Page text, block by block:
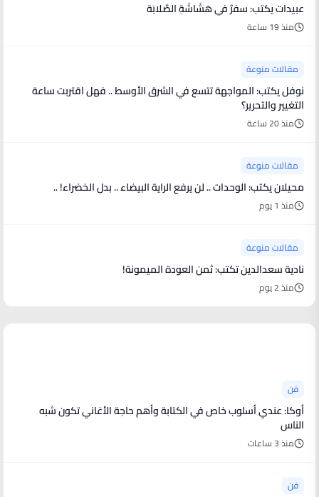
عبيدات يكتب: سفرٌ في هَشَاشَةِ الصَّلابَة
منذ 19 ساعة
مقالات منوعة
نوفل يكتب: المواجهة تتسع في الشرق الأوسط .. فهل اقتربت ساعة
التغيير والتحرير؟
منذ 20 ساعة
مقالات منوعة
محيلان يكتب: الوحدات .. لن يرفع الراية البيضاء .. بدل الخضراء! ..
منذ 1 يوم
مقالات منوعة
نادية سعدالدين تكتب: ثمن العودة الميمونة!
منذ 2 يوم
فن
أوكا: عندي أسلوب خاص في الكتابة وأهم حاجة الأغاني تكون شبه
الناس
منذ 3 ساعات
فن